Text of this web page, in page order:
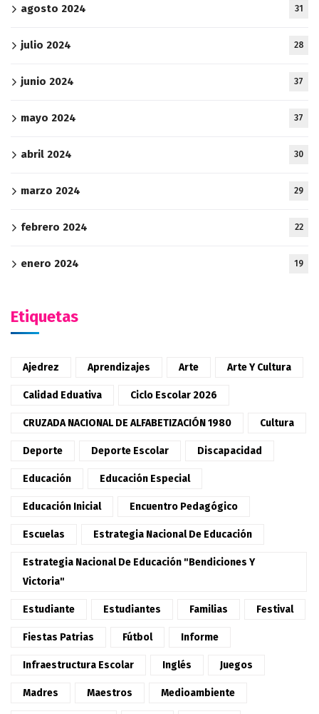
agosto 2024 31
julio 2024 28
junio 2024 37
mayo 2024 37
abril 2024 30
marzo 2024 29
febrero 2024 22
enero 2024 19
Etiquetas
Ajedrez Aprendizajes Arte Arte Y Cultura
Calidad Eduativa Ciclo Escolar 2026
CRUZADA NACIONAL DE ALFABETIZACIÓN 1980 Cultura
Deporte Deporte Escolar Discapacidad
Educación Educación Especial
Educación Inicial Encuentro Pedagógico
Escuelas Estrategia Nacional De Educación
Estrategia Nacional De Educación "Bendiciones Y
Victoria"
Estudiante Estudiantes Familias Festival
Fiestas Patrias Fútbol Informe
Infraestructura Escolar Inglés Juegos
Madres Maestros Medioambiente